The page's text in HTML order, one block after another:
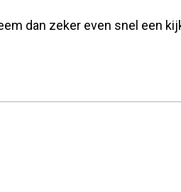
dan zeker even snel een